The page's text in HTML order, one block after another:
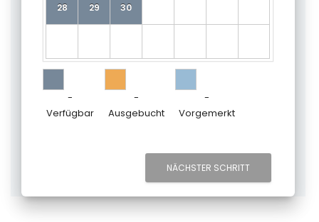
28 29 30
-
Verfügbar
-
Ausgebucht
-
Vorgemerkt